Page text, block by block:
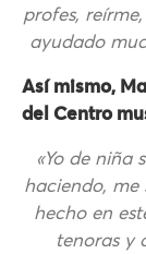
profes,
ayudado
Así mismo,
del Centro
«Yo de niña
haciendo, me
hecho en
tenoras y